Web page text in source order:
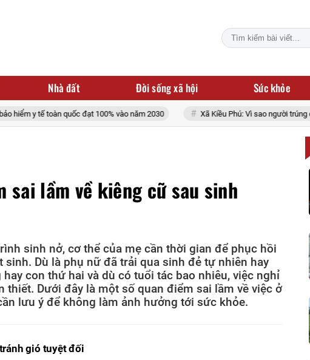
Nhà đất Đời sống xã hội Sức khỏe
quốc đạt 100% vào năm 2030 Xã Kiều Phú: Vì sao người trúng đấu giá đất
sai lầm về kiêng cữ sau sinh
sinh nở, cơ thể của mẹ cần thời gian để phục hồi
Dù là phụ nữ đã trải qua sinh đẻ tự nhiên hay
con thứ hai và dù có tuổi tác bao nhiêu, việc nghỉ
thiết. Dưới đây là một số quan điểm sai lầm về việc ở
lưu ý để không làm ảnh hưởng tới sức khỏe.
gió tuyệt đối